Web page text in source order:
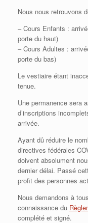
Nous nous retrouvons
– Cours Enfants :
porte du haut)
– Cours Adultes :
porte du bas)
Le vestiaire étant
tenue.
Une permanence sera
d’inscriptions
arrivée.
Ayant dû réduire le
directives fédérales
doivent absolument
dernier délai. Passé
profit des personnes
Nous demandons à
connaissance du
complété et signé.